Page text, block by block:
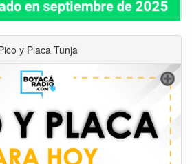
y Placa Tunja